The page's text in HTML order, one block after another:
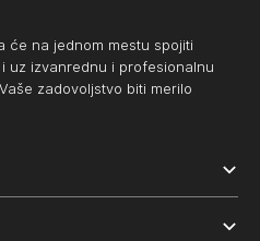
će na jednom mestu spojiti
uz izvanrednu i profesionalnu
zadovoljstvo biti merilo